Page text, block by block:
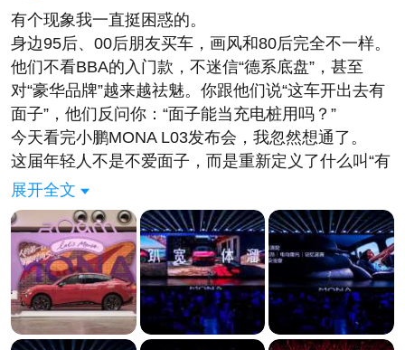
期待的是，这台车能成为一束光——让更多中国品牌
敢于向上，敢于在豪华的殿堂里挂上自己的名字。当
一台中国MPV开始用升降立标讲述自己的旗舰故事
时，这场关于豪华定义的竞赛，已经翻开了全新的篇
章。
#岚图梦想家9
有个现象我一直挺困惑的。
身边95后、00后朋友买车，画风和80后完全不一样。
他们不看BBA的入门款，不迷信“德系底盘”，甚至
对“豪华品牌”越来越‌祛魅‌。你跟他们说“这车开出去有
面子”，他们反问你：“面子能当充电桩用吗？”
今天看完小鹏MONA L03发布会，我忽然想通了。
这届年轻人不是不爱面子，而是重新定义了什么叫“有
面子”。
过去，面子是别人给的——你开个奔驰A级，邻居觉
得你混得不错。但现在，面子的算法变了：面子=你
对生活掌控感的溢出。 换句话说，我不需要一台让别
人羡慕的车，我需要一台让我的每一天过得更从容的
车。
MONA L03身上所有看似“堆料”的东西，本质上都在回
展开全文